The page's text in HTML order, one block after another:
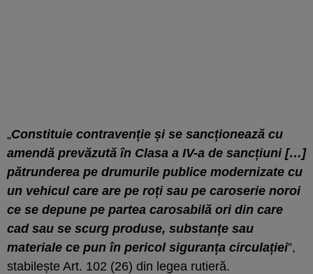
„Constituie contravenție și se sancționează cu
amendă prevăzută în Clasa a IV-a de sancțiuni […]
pătrunderea pe drumurile publice modernizate cu
un vehicul care are pe roți sau pe caroserie noroi
ce se depune pe partea carosabilă ori din care
cad sau se scurg produse, substanțe sau
materiale ce pun în pericol siguranța circulației”,
stabilește Art. 102 (26) din legea rutieră.